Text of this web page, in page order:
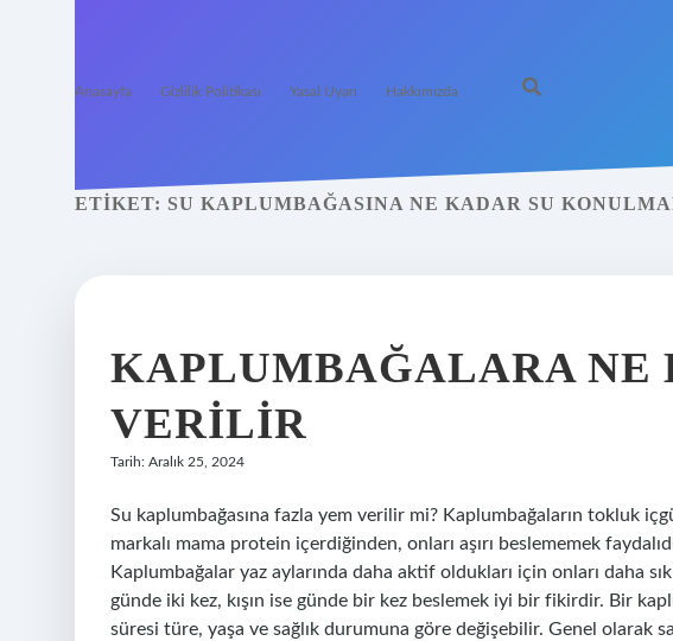
Anasayfa Gizlilik Politikası Yasal Uyarı Hakkımızda
ETIKET: SU KAPLUMBAĞASINA NE KADAR SU
KAPLUMBAĞALARA NE
VERILIR
Tarih: Aralık 25, 2024
Su kaplumbağasına fazla yem verilir mi? Kaplumbağaların tokluk
markalı mama protein içerdiğinden, onları aşırı beslememek
Kaplumbağalar yaz aylarında daha aktif oldukları için onları daha
günde iki kez, kışın ise günde bir kez beslemek iyi bir fikirdir. Bir
süresi türe, yaşa ve sağlık durumuna göre değişebilir. Genel olarak